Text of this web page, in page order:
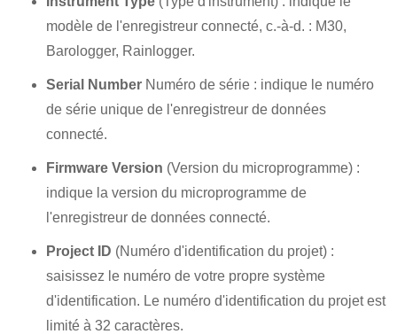
modèle de l'enregistreur connecté, c.-à-d. : M30,
Barologger, Rainlogger.
Serial Number Numéro de série : indique le numéro
de série unique de l'enregistreur de données
connecté.
Firmware Version (Version du microprogramme) :
indique la version du microprogramme de
l'enregistreur de données connecté.
Project ID (Numéro d'identification du projet) :
saisissez le numéro de votre propre système
d'identification. Le numéro d'identification du projet est
limité à 32 caractères.